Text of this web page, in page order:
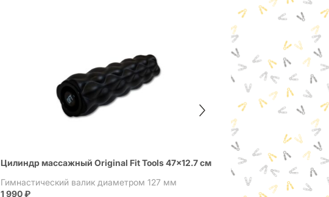
Цилиндр массажный Original Fit Tools 47×12.7 см
Гимнастический валик диаметром 127 мм
1 990₽
Сдвоенный
Сдвоенный шар для
1 090₽